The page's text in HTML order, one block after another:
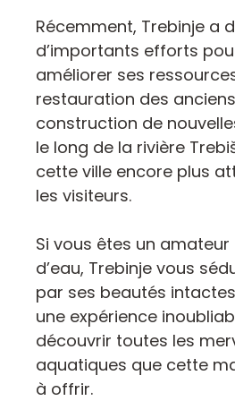
Récemment, Trebinje a
d’importants efforts
améliorer ses
restauration des
construction de
le long de la rivière
cette ville encore plus
les visiteurs.
Si vous êtes un
d’eau, Trebinje vous
par ses beautés
une expérience
découvrir toutes les
aquatiques que cette
à offrir.